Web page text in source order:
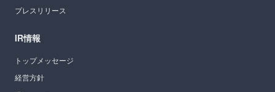
プレスリリース
IR情報
トップメッセージ
経営方針